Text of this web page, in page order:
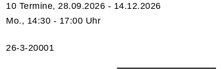
10 Termine, 28.09.2026 - 14.12.2026
Mo., 14:30 - 17:00 Uhr
26-3-20001